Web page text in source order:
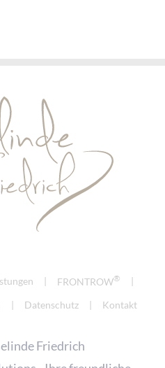
FRONTROW®
Datenschutz Kontakt
Friedrich